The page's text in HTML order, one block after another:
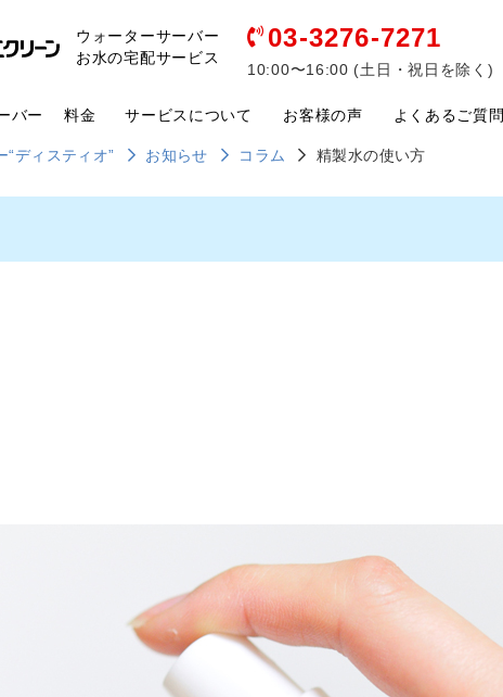
ウォーターサーバー
お水の宅配サービス
03-3276-7271
10:00〜16:00 (土日・祝日を除く)
バー 料金 サービスについて
ウ
ーサー
お客様の声 よくあるご質問
ディスティオ” お知らせ コラム 精製水の使い方